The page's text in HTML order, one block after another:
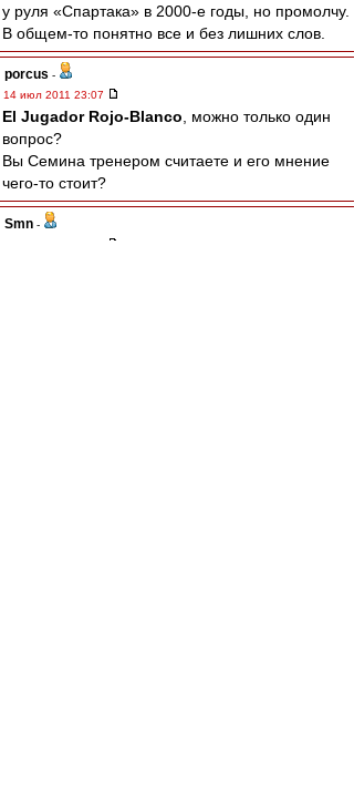
у руля «Спартака» в 2000-е годы, но промолчу.
В общем-то понятно все и без лишних слов.
porcus -
14 июл 2011 23:07
El Jugador Rojo-Blanco , можно только один
вопрос?
Вы Семина тренером считаете и его мнение
чего-то стоит?
Smn -